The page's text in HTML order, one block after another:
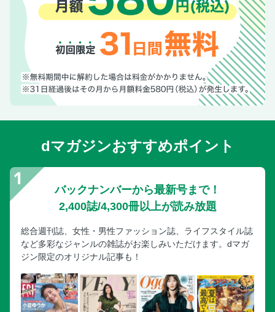
dマガジンおすすめポイント
バックナンバーから最新号まで！
2,400誌/4,300冊以上が読み放題
総合週刊誌、女性・男性ファッション誌、ライフスタイル誌
など多彩なジャンルの雑誌がお楽しみいただけます。dマガ
ジン限定のオリジナル記事も！